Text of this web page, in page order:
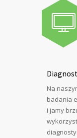
Na
badania
i jamy